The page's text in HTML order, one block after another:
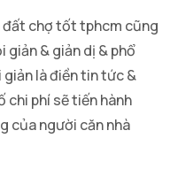
đất chợ tốt tphcm cũng
& giản dị & phổ
là điền tin tức &
chi phí sẽ tiến hành
của người căn nhà